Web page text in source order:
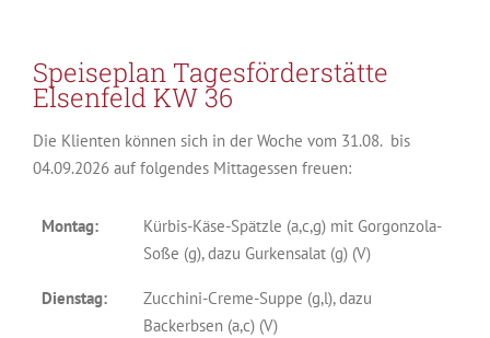
Speiseplan Tagesförderstätte
Elsenfeld KW 36
Die Klienten können sich in der Woche vom 31.08. bis
04.09.2026 auf folgendes Mittagessen freuen:
Montag:
Kürbis-Käse-Spätzle (a,c,g) mit Gorgonzola-
Soße (g), dazu Gurkensalat (g) (V)
Dienstag:
Zucchini-Creme-Suppe (g,l), dazu
Backerbsen (a,c) (V)